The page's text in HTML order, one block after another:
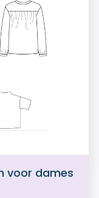
voor dames